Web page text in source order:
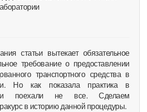
статьи вытекает обязательное
требование о предоставлении
транспортного средства в
Но как показала практика в
поехали не все. Сделаем
в историю данной процедуры.